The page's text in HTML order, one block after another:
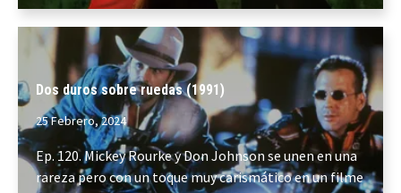
Dos duros sobre ruedas (1991)
25 Febrero, 2024
Ep. 120. Mickey Rourke y Don Johnson se unen en una
rareza pero con un toque muy carismático en un filme